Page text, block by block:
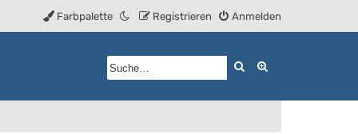
Anmelden
Registrieren
Farbpalette
Suche